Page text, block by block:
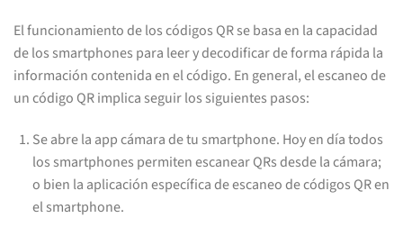
El funcionamiento de los códigos QR se basa en la capacidad
de los smartphones para leer y decodificar de forma rápida la
información contenida en el código. En general, el escaneo de
un código QR implica seguir los siguientes pasos:
Se abre la app cámara de tu smartphone. Hoy en día todos
los smartphones permiten escanear QRs desde la cámara;
o bien la aplicación específica de escaneo de códigos QR en
el smartphone.